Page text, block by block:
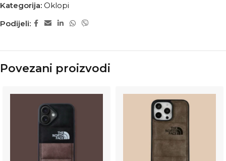
Kategorija: Oklopi
Podijeli:
Povezani proizvodi